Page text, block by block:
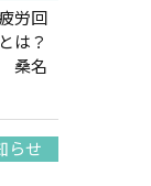
労回
は？
桑名
らせ